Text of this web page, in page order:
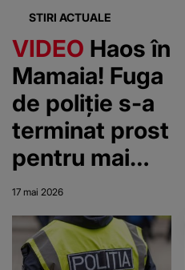
STIRI ACTUALE
VIDEO Haos în
Mamaia! Fuga
de poliție s-a
terminat prost
pentru mai
mulți tineri
17 mai 2026